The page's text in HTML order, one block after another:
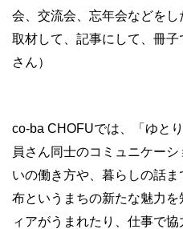
会、交流会、忘年会などを
取材して、記事にして、冊
さん）
co-ba CHOFUでは、「ゆと
員さん同士のコミュニケー
いの働き方や、暮らしの話
布というまちの新たな魅力
ィアがうまれたり、仕事で